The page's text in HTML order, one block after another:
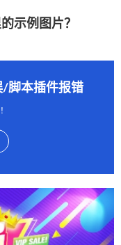
示例图片？
/脚本插件报错